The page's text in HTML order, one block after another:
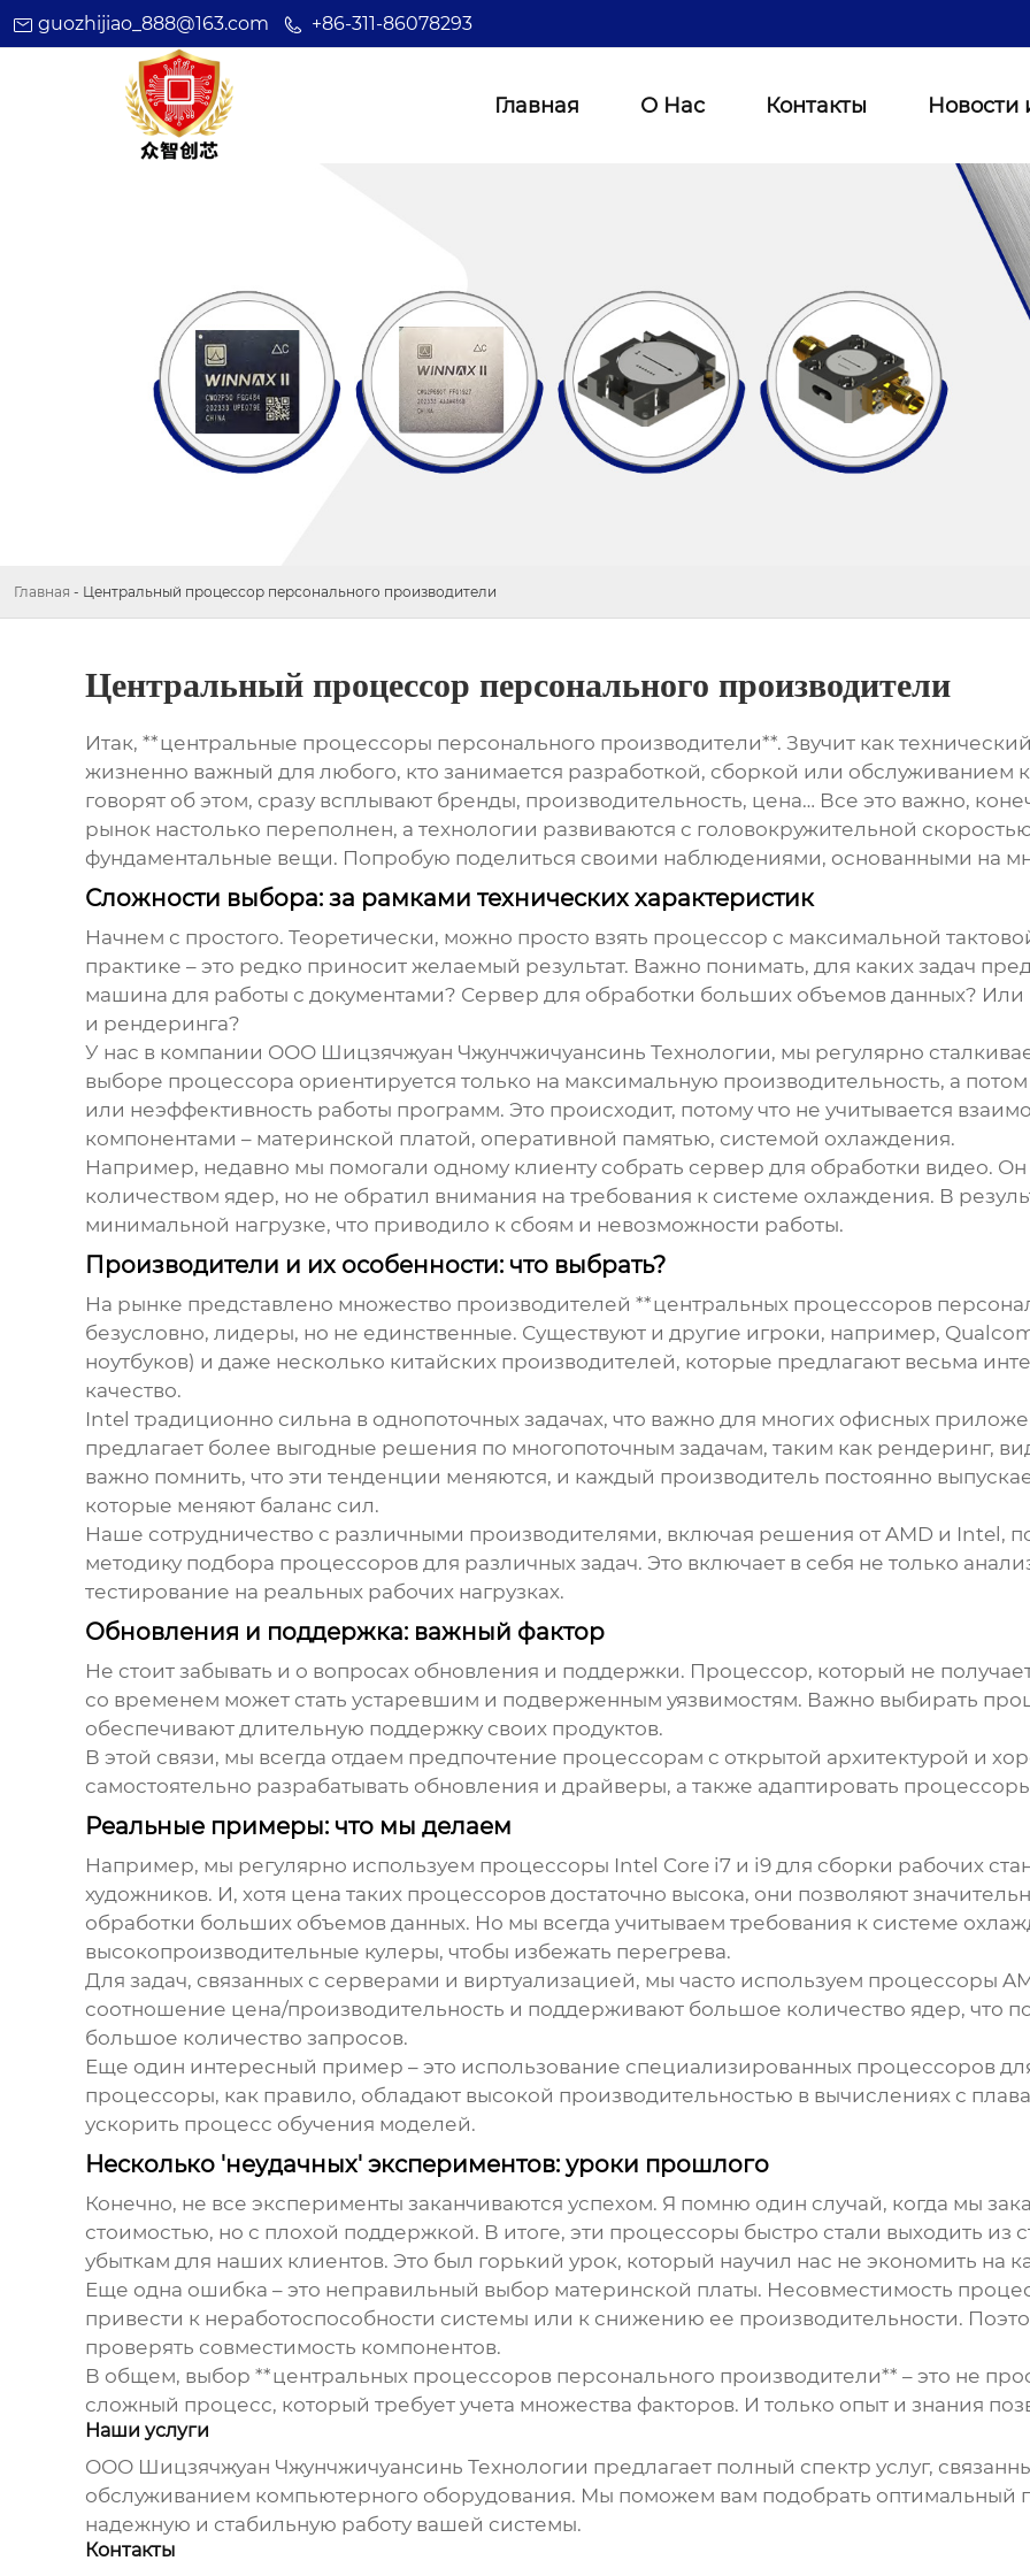
guozhijiao_888@163.com +86-311-86078293
Главная О Нас Контакты Новости
Главная - Центральный процессор персонального производители
Центральный процессор персонального производители
Итак, **центральные процессоры персонального производители**. Звучит как
жизненно важный для любого, кто занимается разработкой, сборкой или обслуживанием
говорят об этом, сразу всплывают бренды, производительность, цена… Все это важно,
рынок настолько переполнен, а технологии развиваются с головокружительной
фундаментальные вещи. Попробую поделиться своими наблюдениями, основанными на
Сложности выбора: за рамками технических характеристик
Начнем с простого. Теоретически, можно просто взять процессор с максимальной
практике – это редко приносит желаемый результат. Важно понимать, для каких задач
машина для работы с документами? Сервер для обработки больших объемов данных?
и рендеринга?
У нас в компании ООО Шицзячжуан Чжунчжичуансинь Технологии, мы регулярно
выборе процессора ориентируется только на максимальную производительность, а
или неэффективность работы программ. Это происходит, потому что не учитывается
компонентами – материнской платой, оперативной памятью, системой охлаждения.
Например, недавно мы помогали одному клиенту собрать сервер для обработки видео.
количеством ядер, но не обратил внимания на требования к системе охлаждения. В
минимальной нагрузке, что приводило к сбоям и невозможности работы.
Производители и их особенности: что выбрать?
На рынке представлено множество производителей **центральных процессоров
безусловно, лидеры, но не единственные. Существуют и другие игроки, например,
ноутбуков) и даже несколько китайских производителей, которые предлагают весьма
качество.
Intel традиционно сильна в однопоточных задачах, что важно для многих офисных
предлагает более выгодные решения по многопоточным задачам, таким как рендеринг,
важно помнить, что эти тенденции меняются, и каждый производитель постоянно
которые меняют баланс сил.
Наше сотрудничество с различными производителями, включая решения от AMD и Intel,
методику подбора процессоров для различных задач. Это включает в себя не только
тестирование на реальных рабочих нагрузках.
Обновления и поддержка: важный фактор
Не стоит забывать и о вопросах обновления и поддержки. Процессор, который не
со временем может стать устаревшим и подверженным уязвимостям. Важно выбирать
обеспечивают длительную поддержку своих продуктов.
В этой связи, мы всегда отдаем предпочтение процессорам с открытой архитектурой и
самостоятельно разрабатывать обновления и драйверы, а также адаптировать
Реальные примеры: что мы делаем
Например, мы регулярно используем процессоры Intel Core i7 и i9 для сборки рабочих
художников. И, хотя цена таких процессоров достаточно высока, они позволяют
обработки больших объемов данных. Но мы всегда учитываем требования к системе
высокопроизводительные кулеры, чтобы избежать перегрева.
Для задач, связанных с серверами и виртуализацией, мы часто используем процессоры
соотношение цена/производительность и поддерживают большое количество ядер, что
большое количество запросов.
Еще один интересный пример – это использование специализированных процессоров
процессоры, как правило, обладают высокой производительностью в вычислениях с
ускорить процесс обучения моделей.
Несколько 'неудачных' экспериментов: уроки прошлого
Конечно, не все эксперименты заканчиваются успехом. Я помню один случай, когда мы
стоимостью, но с плохой поддержкой. В итоге, эти процессоры быстро стали выходить из
убыткам для наших клиентов. Это был горький урок, который научил нас не экономить на
Еще одна ошибка – это неправильный выбор материнской платы. Несовместимость
привести к неработоспособности системы или к снижению ее производительности.
проверять совместимость компонентов.
В общем, выбор **центральных процессоров персонального производители** – это не
сложный процесс, который требует учета множества факторов. И только опыт и знания
Наши услуги
ООО Шицзячжуан Чжунчжичуансинь Технологии предлагает полный спектр услуг,
обслуживанием компьютерного оборудования. Мы поможем вам подобрать оптимальный
надежную и стабильную работу вашей системы.
Контакты